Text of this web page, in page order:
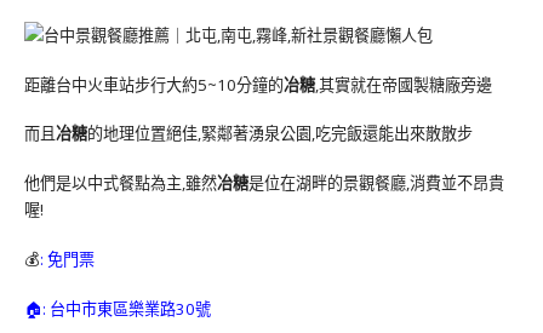
距離台中火車站步行大約5~10分鐘的冶糖,其實就在帝國製糖廠旁邊
而且冶糖的地理位置絕佳,緊鄰著湧泉公園,吃完飯還能出來散散步
他們是以中式餐點為主,雖然冶糖是位在湖畔的景觀餐廳,消費並不昂貴
喔!
💰: 免門票
🏠: 台中市東區樂業路30號